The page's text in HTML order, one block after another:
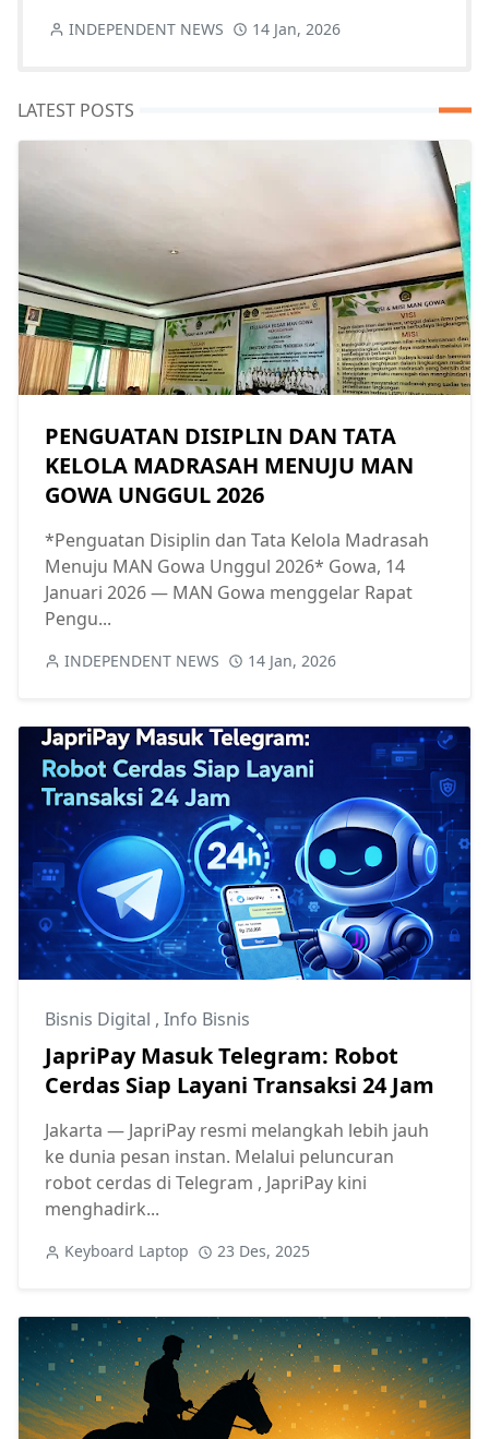
INDEPENDENT NEWS 14 Jan, 2026
LATEST POSTS
PENGUATAN DISIPLIN DAN TATA
KELOLA MADRASAH MENUJU MAN
GOWA UNGGUL 2026
*Penguatan Disiplin dan Tata Kelola Madrasah
Menuju MAN Gowa Unggul 2026* Gowa, 14
Januari 2026 — MAN Gowa menggelar Rapat
Pengu...
INDEPENDENT NEWS 14 Jan, 2026
Bisnis Digital , Info Bisnis
JapriPay Masuk Telegram: Robot
Cerdas Siap Layani Transaksi 24 Jam
Jakarta — JapriPay resmi melangkah lebih jauh
ke dunia pesan instan. Melalui peluncuran
robot cerdas di Telegram , JapriPay kini
menghadirk...
Keyboard Laptop 23 Des, 2025